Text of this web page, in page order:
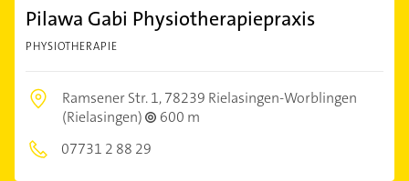
Pilawa Gabi Physiotherapiepraxis
PHYSIOTHERAPIE
Ramsener Str. 1,78239 Rielasingen-Worblingen
(Rielasingen)
600 m
07731 2 88 29